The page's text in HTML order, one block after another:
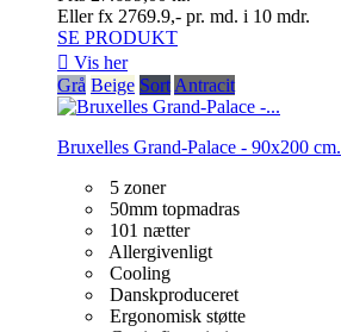
Eller fx 2769.9,- pr. md. i 10 mdr.
SE PRODUKT
 Vis her
Grå Beige Sort Antracit
Bruxelles Grand-Palace - 90x200 cm.
5 zoner
50mm topmadras
101 nætter
Allergivenligt
Cooling
Danskproduceret
Ergonomisk støtte